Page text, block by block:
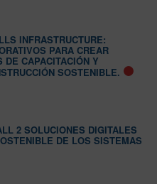
INFRASTRUCTURE:
PARA CREAR
DE CAPACITACIÓN Y
SOSTENIBLE.
2 SOLUCIONES DIGITALES
DE LOS SISTEMAS